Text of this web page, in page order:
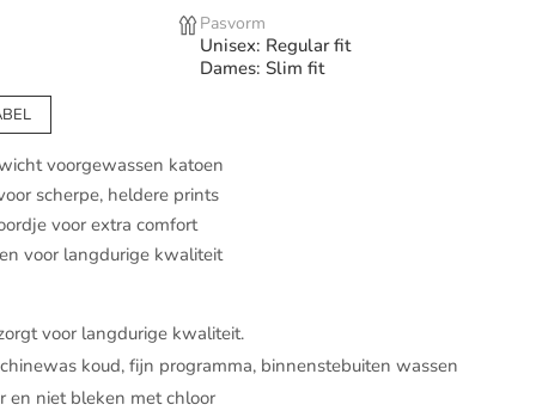
Pasvorm
Unisex: Regular fit
Dames: Slim fit
voorgewassen katoen
scherpe, heldere prints
voor extra comfort
voor langdurige kwaliteit
voor langdurige kwaliteit.
koud, fijn programma, binnenstebuiten wassen
en niet bleken met chloor